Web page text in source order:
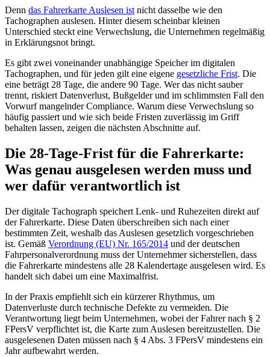
Denn das Fahrerkarte Auslesen ist nicht dasselbe wie den
Tachographen auslesen. Hinter diesem scheinbar kleinen
Unterschied steckt eine Verwechslung, die Unternehmen regelmäßig
in Erklärungsnot bringt.
Es gibt zwei voneinander unabhängige Speicher im digitalen
Tachographen, und für jeden gilt eine eigene gesetzliche Frist. Die
eine beträgt 28 Tage, die andere 90 Tage. Wer das nicht sauber
trennt, riskiert Datenverlust, Bußgelder und im schlimmsten Fall den
Vorwurf mangelnder Compliance. Warum diese Verwechslung so
häufig passiert und wie sich beide Fristen zuverlässig im Griff
behalten lassen, zeigen die nächsten Abschnitte auf.
Die 28-Tage-Frist für die Fahrerkarte:
Was genau ausgelesen werden muss und
wer dafür verantwortlich ist
Der digitale Tachograph speichert Lenk- und Ruhezeiten direkt auf
der Fahrerkarte. Diese Daten überschreiben sich nach einer
bestimmten Zeit, weshalb das Auslesen gesetzlich vorgeschrieben
ist. Gemäß Verordnung (EU) Nr. 165/2014 und der deutschen
Fahrpersonalverordnung muss der Unternehmer sicherstellen, dass
die Fahrerkarte mindestens alle 28 Kalendertage ausgelesen wird. Es
handelt sich dabei um eine Maximalfrist.
In der Praxis empfiehlt sich ein kürzerer Rhythmus, um
Datenverluste durch technische Defekte zu vermeiden. Die
Verantwortung liegt beim Unternehmen, wobei der Fahrer nach § 2
FPersV verpflichtet ist, die Karte zum Auslesen bereitzustellen. Die
ausgelesenen Daten müssen nach § 4 Abs. 3 FPersV mindestens ein
Jahr aufbewahrt werden.